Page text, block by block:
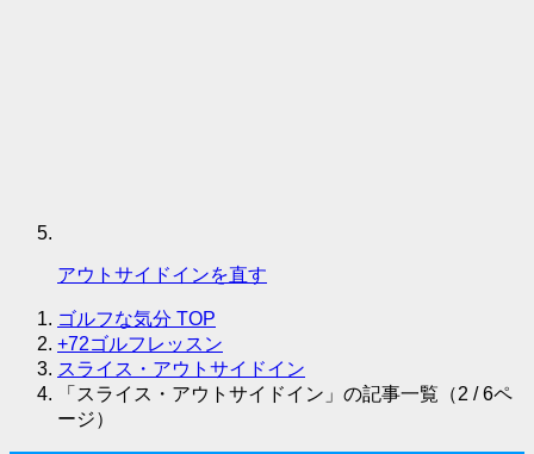
アウトサイドインを直す
ゴルフな気分 TOP
+72ゴルフレッスン
スライス・アウトサイドイン
「スライス・アウトサイドイン」の記事一覧（2 / 6ペ
ージ）